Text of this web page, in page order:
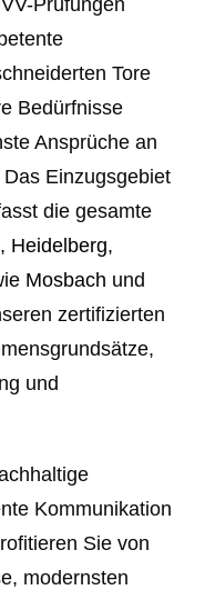
Prüfungen
Tore
Bedürfnisse
Ansprüche an
Einzugsgebiet
die gesamte
, Heidelberg,
Mosbach und
zertifizierten
und
Kommunikation
Sie von
modernsten